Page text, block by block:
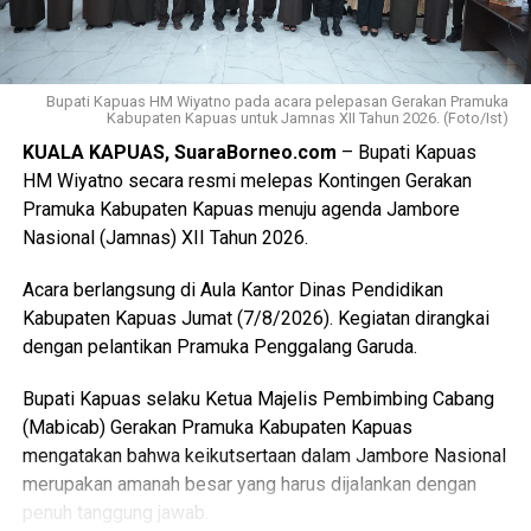
proses harmonisasi dan pembahasan DPRD,” ujarnya.
(Ujg/SB)
Views: 5
Bagikan ke
WhatsApp 0 Facebook 0
Bupati Kapuas HM Wiyatno pada acara pelepasan Gerakan Pramuka
Kabupaten Kapuas untuk Jamnas XII Tahun 2026. (Foto/Ist)
KUALA KAPUAS, SuaraBorneo.com – Bupati Kapuas
HM Wiyatno secara resmi melepas Kontingen Gerakan
Pramuka Kabupaten Kapuas menuju agenda Jambore
Nasional (Jamnas) XII Tahun 2026.
Acara berlangsung di Aula Kantor Dinas Pendidikan
Kabupaten Kapuas Jumat (7/8/2026). Kegiatan dirangkai
dengan pelantikan Pramuka Penggalang Garuda.
Bupati Kapuas selaku Ketua Majelis Pembimbing Cabang
(Mabicab) Gerakan Pramuka Kabupaten Kapuas
mengatakan bahwa keikutsertaan dalam Jambore Nasional
merupakan amanah besar yang harus dijalankan dengan
penuh tanggung jawab.